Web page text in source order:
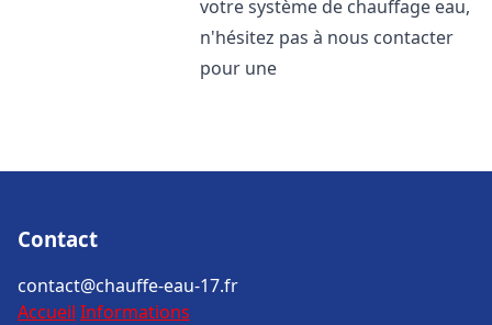
votre système de chauffage eau,
n'hésitez pas à nous contacter
pour une
Contact
contact@chauffe-eau-17.fr
Accueil Informations